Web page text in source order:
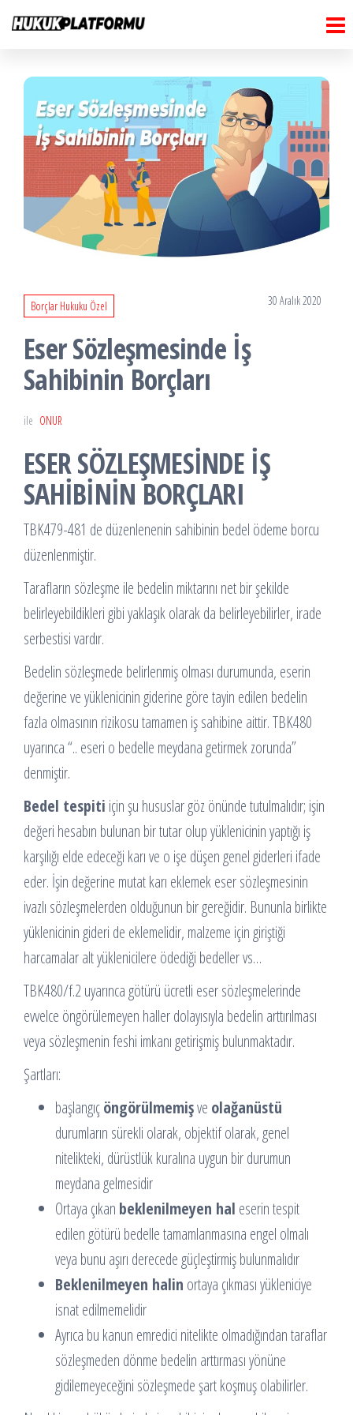
İçeriğe
atla
Borçlar Hukuku Özel 30 Aralık 2020
Eser Sözleşmesinde İş
Sahibinin Borçları
ile ONUR
ESER SÖZLEŞMESİNDE İŞ
SAHİBİNİN BORÇLARI
TBK479-481 de düzenlenenin sahibinin bedel ödeme borcu
düzenlenmiştir.
Tarafların sözleşme ile bedelin miktarını net bir şekilde
belirleyebildikleri gibi yaklaşık olarak da belirleyebilirler, irade
serbestisi vardır.
Bedelin sözleşmede belirlenmiş olması durumunda, eserin
değerine ve yüklenicinin giderine göre tayin edilen bedelin
fazla olmasının rizikosu tamamen iş sahibine aittir. TBK480
uyarınca “.. eseri o bedelle meydana getirmek zorunda”
denmiştir.
Bedel tespiti için şu hususlar göz önünde tutulmalıdır; işin
değeri hesabın bulunan bir tutar olup yüklenicinin yaptığı iş
karşılığı elde edeceği karı ve o işe düşen genel giderleri ifade
eder. İşin değerine mutat karı eklemek eser sözleşmesinin
ivazlı sözleşmelerden olduğunun bir gereğidir. Bununla birlikte
yüklenicinin gideri de eklemelidir, malzeme için giriştiği
harcamalar alt yüklenicilere ödediği bedeller vs…
TBK480/f.2 uyarınca götürü ücretli eser sözleşmelerinde
evvelce öngörülemeyen haller dolayısıyla bedelin arttırılması
veya sözleşmenin feshi imkanı getirişmiş bulunmaktadır.
Şartları:
başlangıçöngörülmemişve olağanüstü
durumların sürekli olarak, objektif olarak, genel
nitelikteki, dürüstlük kuralına uygun bir durumun
meydana gelmesidir
Ortaya çıkan beklenilmeyen hal eserin tespit
edilen götürü bedelle tamamlanmasına engel olmalı
veya bunu aşırı derecede güçleştirmiş bulunmalıdır
Beklenilmeyen halin ortaya çıkması yükleniciye
isnat edilmemelidir
Ayrıca bu kanun emredici nitelikte olmadığından taraflar
sözleşmeden dönme bedelin arttırması yönüne
gidilemeyeceğini sözleşmede şart koşmuş olabilirler.